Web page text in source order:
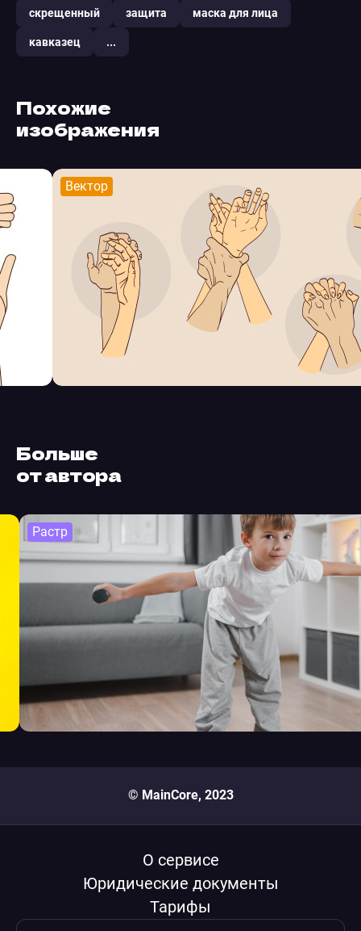
скрещенный защита маска для лица
кавказец ...
Похожие
изображения
Вектор
Больше
от автора
Растр
© MainCore, 2023
О сервисе
Юридические документы
Тарифы